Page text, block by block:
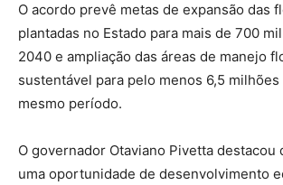
O acordo prevê metas de expansão das
plantadas no Estado para mais de 700
2040 e ampliação das áreas de manejo
sustentável para pelo menos 6,5
mesmo período.
O governador Otaviano Pivetta destacou
uma oportunidade de desenvolvimento